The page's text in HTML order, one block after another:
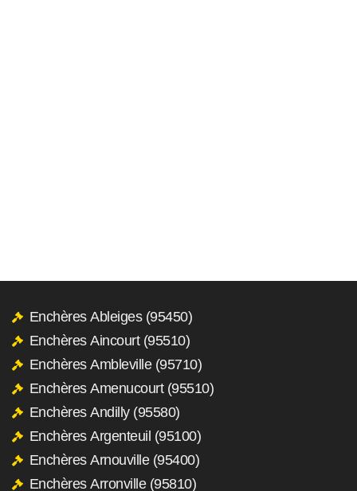
Enchères Ableiges (95450)
Enchères Aincourt (95510)
Enchères Ambleville (95710)
Enchères Amenucourt (95510)
Enchères Andilly (95580)
Enchères Argenteuil (95100)
Enchères Arnouville (95400)
Enchères Arronville (95810)